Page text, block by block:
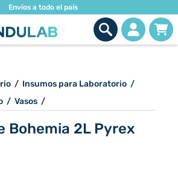
Envíos a todo el país
/ Insumos para Laboratorio /
/ Vasos /
Bohemia 2L Pyrex